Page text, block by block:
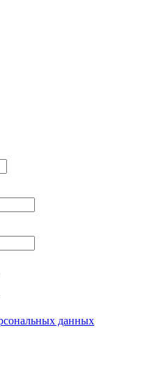
данных